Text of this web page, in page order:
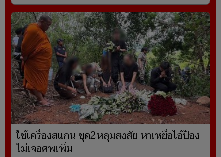
ใช้เครื่องสแกน ขุด2หลุมสงสัย หาเหยื่อไอ้ป๋อง
ไม่เจอศพเพิ่ม